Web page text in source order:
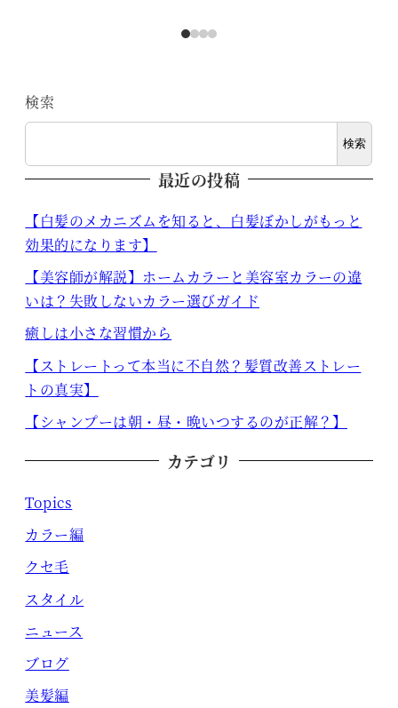
検索
検索
最近の投稿
【白髪のメカニズムを知ると、白髪ぼかしがもっと
効果的になります】
【美容師が解説】ホームカラーと美容室カラーの違
いは？失敗しないカラー選びガイド
癒しは小さな習慣から
【ストレートって本当に不自然？髪質改善ストレー
トの真実】
【シャンプーは朝・昼・晩いつするのが正解？】
カテゴリ
Topics
カラー編
クセ毛
スタイル
ニュース
ブログ
美髪編